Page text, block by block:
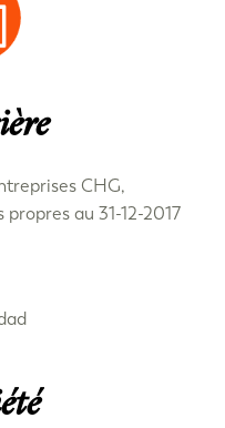
CHG,
au 31-12-2017